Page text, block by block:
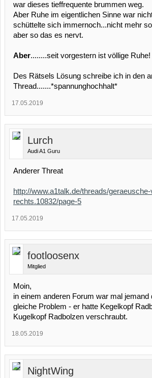
war dieses tieffrequente brummen weg.
Aber Ruhe im eigentlichen Sinne war
schüttelte sich immernoch...nicht mehr
aber so das es nervt.
Aber........seit vorgestern ist völlige Ruhe!
Des Rätsels Lösung schreibe ich in den
Thread.......*spannunghochhalt*
17.05.2019
Lurch
Audi A1 Guru
Anderer Threat
http://www.a1talk.de/threads/
rechts.10832/page-5
17.05.2019
footloosenx
Mitglied
Moin,
in einem anderen Forum war mal jemand
gleiche Problem - er hatte Kegelkopf
Kugelkopf Radbolzen verschraubt.
18.05.2019
NightWing